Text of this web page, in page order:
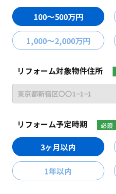
100〜500万円
1,000〜2,000万円
リフォーム対象物件住所
リフォーム予定時期 必須
3ヶ月以内
1年以内